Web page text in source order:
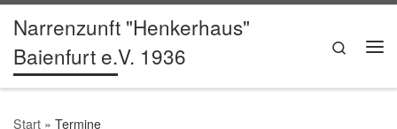
Zum Inhalt springen
Narrenzunft "Henkerhaus"
Baienfurt e.V. 1936
Search
Start » Termine